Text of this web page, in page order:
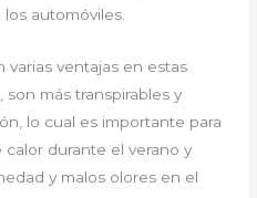
automóviles.
varias ventajas en estas
más transpirables y
lo cual es importante para
durante el verano y
y malos olores en el